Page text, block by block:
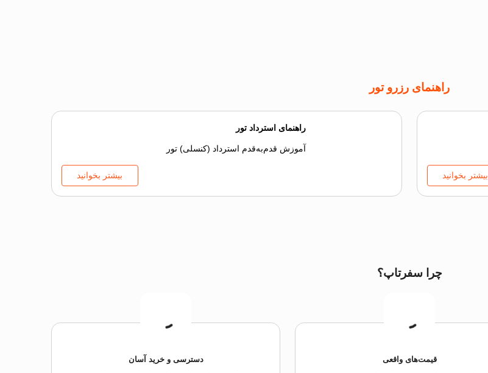
راهنمای رزرو تور
بیشتر بخوانید
راهنمای استرداد تور
آموزش قدم‌به‌قدم استرداد (کنسلی) تور
بیشتر بخوانید
چرا سفرتاپ؟
قیمت‌های واقعی دسترسی و خرید آسان